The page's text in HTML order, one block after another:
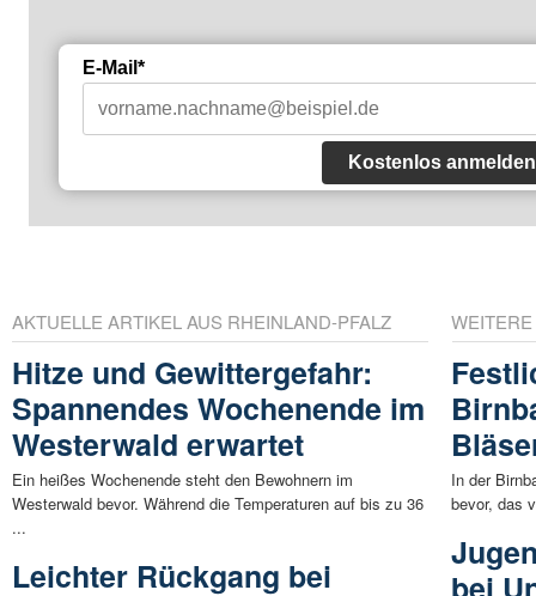
E-Mail*
Kostenlos anmelden
AKTUELLE ARTIKEL AUS RHEINLAND-PFALZ
Hitze und Gewittergefahr:
Spannendes Wochenende im
Westerwald erwartet
Ein heißes Wochenende steht den Bewohnern im
Westerwald bevor. Während die Temperaturen auf bis zu 36
...
Leichter Rückgang bei
In der
bevor, das
bei